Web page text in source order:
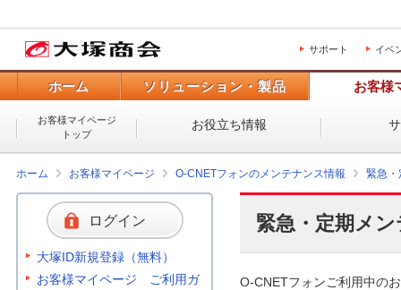
サポート イベ
ホーム ソリューション・製品 お客様
お客様マイページ
トップ
お役立ち情報
ホーム お客様マイページ O-CNETフォンのメンテナンス情報 緊急・
緊急・定期メ
O-CNETフォンご利用中の
ログイン
大塚ID新規登録（無料）
お客様マイページ ご利用ガ